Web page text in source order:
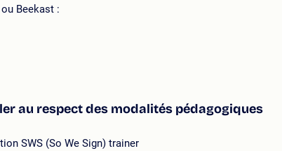
Beekast :
au respect des modalités pédagogiques
SWS (So We Sign) trainer